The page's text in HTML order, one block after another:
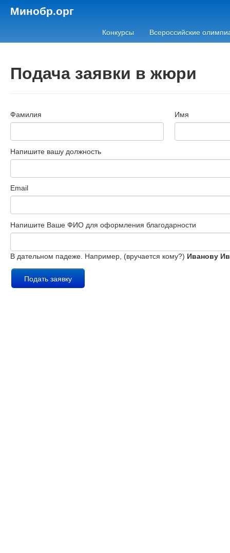
Минобр.орг
Конкурсы Всероссийские
Подача заявки в жюри
Фамилия Имя
Напишите вашу должность
Email
Напишите Ваше ФИО для оформления благодарности
В дательном падеже. Например, (вручается кому?) Иванову
Подать заявку